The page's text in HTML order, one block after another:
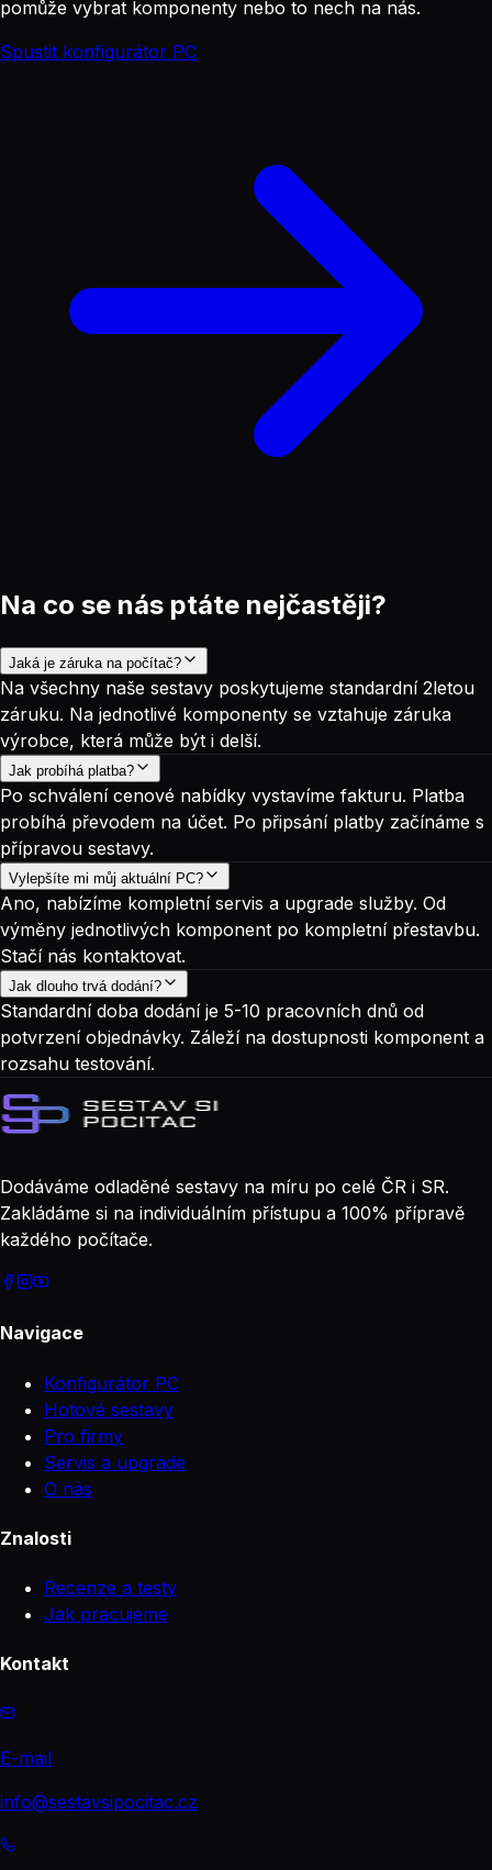
pomůže vybrat komponenty nebo to nech na nás.
Spustit konfigurátor PC
Na co se nás ptáte nejčastěji?
Jaká je záruka na počítač?
Na všechny naše sestavy poskytujeme standardní 2letou
záruku. Na jednotlivé komponenty se vztahuje záruka
výrobce, která může být i delší.
Jak probíhá platba?
Po schválení cenové nabídky vystavíme fakturu. Platba
probíhá převodem na účet. Po připsání platby začínáme s
přípravou sestavy.
Vylepšíte mi můj aktuální PC?
Ano, nabízíme kompletní servis a upgrade služby. Od
výměny jednotlivých komponent po kompletní přestavbu.
Stačí nás kontaktovat.
Jak dlouho trvá dodání?
Standardní doba dodání je 5-10 pracovních dnů od
potvrzení objednávky. Záleží na dostupnosti komponent a
rozsahu testování.
Dodáváme odladěné sestavy na míru po celé ČR i SR.
Zakládáme si na individuálním přístupu a 100% přípravě
každého počítače.
Navigace
Konfigurátor PC
Hotové sestavy
Pro firmy
Servis a upgrade
O nás
Znalosti
Recenze a testy
Jak pracujeme
Kontakt
E-mail
info@sestavsipocitac.cz